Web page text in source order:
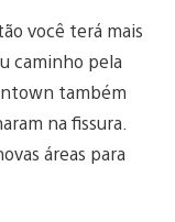
você terá mais
caminho pela
também
na fissura.
áreas para